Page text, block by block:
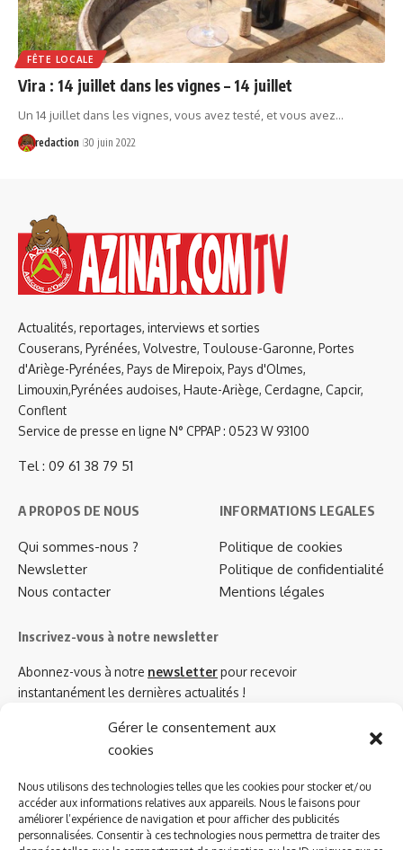
Gérer le consentement aux
cookies
Nous utilisons des technologies telles que les cookies pour stocker et/ou
accéder aux informations relatives aux appareils. Nous le faisons pour
améliorer l’expérience de navigation et pour afficher des publicités
personnalisées. Consentir à ces technologies nous permettra de traiter des
FÊTE LOCALE
Vira : 14 juillet dans les vignes – 14 juillet
Un 14 juillet dans les vignes, vous avez testé, et vous avez…
redaction 30 juin 2022
Actualités, reportages, interviews et sorties
Couserans, Pyrénées, Volvestre, Toulouse-Garonne, Portes
d'Ariège-Pyrénées, Pays de Mirepoix, Pays d'Olmes,
Limouxin,Pyrénées audoises, Haute-Ariège, Cerdagne, Capcir,
Conflent
Service de presse en ligne N° CPPAP : 0523 W 93100
Tel : 09 61 38 79 51
A PROPOS DE NOUS
Qui sommes-nous ?
Newsletter
Nous contacter
INFORMATIONS LEGALES
Politique de cookies
Politique de confidentialité
Mentions légales
Inscrivez-vous à notre newsletter
Abonnez-vous à notre newsletterpour recevoir
instantanément les dernières actualités !
Azinat.com TV soutient